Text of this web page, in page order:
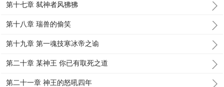
第十七章 弑神者风狒狒
第十八章 瑞兽的偷笑
第十九章 第一魂技寒冰帝之谕
第二十章 某神王 你已有取死之道
第二十一章 神王的怒吼四年